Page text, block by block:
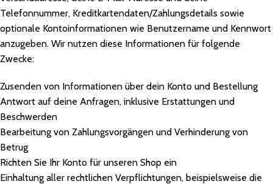
Telefonnummer, Kreditkartendaten/Zahlungsdetails sowie
optionale Kontoinformationen wie Benutzername und Kennwort
anzugeben. Wir nutzen diese Informationen für folgende
Zwecke:
Zusenden von Informationen über dein Konto und Bestellung
Antwort auf deine Anfragen, inklusive Erstattungen und
Beschwerden
Bearbeitung von Zahlungsvorgängen und Verhinderung von
Betrug
Richten Sie Ihr Konto für unseren Shop ein
Einhaltung aller rechtlichen Verpflichtungen, beispielsweise die